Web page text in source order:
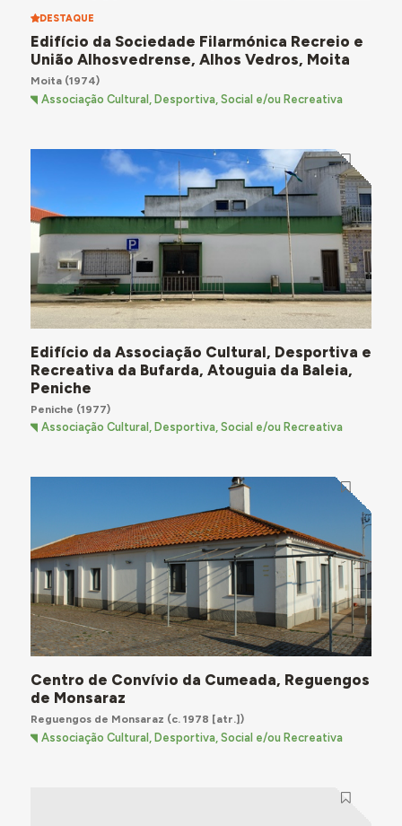
DESTAQUE
Edifício da Sociedade Filarmónica Recreio e
União Alhosvedrense, Alhos Vedros, Moita
Moita(1974)
Associação Cultural, Desportiva, Social e/ou Recreativa
Edifício da Associação Cultural, Desportiva e
Recreativa da Bufarda, Atouguia da Baleia,
Peniche
Peniche (1977)
Associação Cultural, Desportiva, Social e/ou Recreativa
Centro de Convívio da Cumeada, Reguengos
de Monsaraz
Reguengos de Monsaraz (c. 1978 [atr.])
Associação Cultural, Desportiva, Social e/ou Recreativa